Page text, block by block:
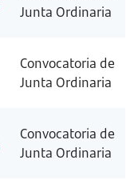
Junta Ordinaria
Convocatoria de
Junta Ordinaria
Convocatoria de
Junta Ordinaria